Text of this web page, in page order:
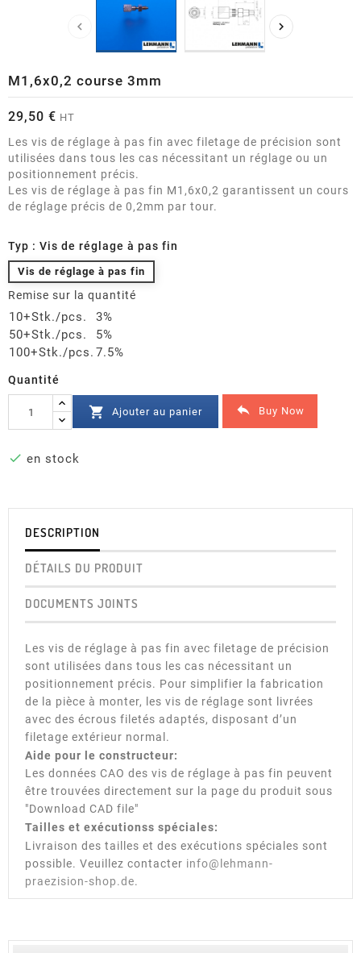
 
M1,6x0,2 course 3mm
29,50 € HT
Les vis de réglage à pas fin avec filetage de précision sont
utilisées dans tous les cas nécessitant un réglage ou un
positionnement précis.
Les vis de réglage à pas fin M1,6x0,2 garantissent un cours
de réglage précis de 0,2mm par tour.
Typ : Vis de réglage à pas fin
Vis de réglage à pas fin
Remise sur la quantité
10+Stk./pcs.
3%
50+Stk./pcs.
5%
100+Stk./pcs. 7.5%
Quantité
 Ajouter au panier  Buy Now
 en stock
DESCRIPTION
DÉTAILS DU PRODUIT
DOCUMENTS JOINTS
Les vis de réglage à pas fin avec filetage de précision
sont utilisées dans tous les cas nécessitant un
positionnement précis. Pour simplifier la fabrication
de la pièce à monter, les vis de réglage sont livrées
avec des écrous filetés adaptés, disposant d’un
filetage extérieur normal.
Aide pour le constructeur:
Les données CAO des vis de réglage à pas fin peuvent
être trouvées directement sur la page du produit sous
"Download CAD file"
Tailles et exécutionss spéciales:
Livraison des tailles et des exécutions spéciales sont
possible. Veuillez contacter info@lehmann-
praezision-shop.de.